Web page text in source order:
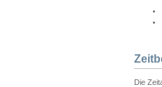
Die